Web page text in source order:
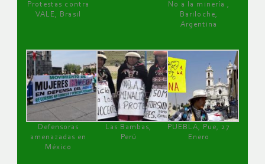
Protestas contra
VALE, Brasil
No a la minería ,
Bariloche,
Argentina
Defensoras
amenazadas en
México
Las Bambas,
Perú
PUEBLA, Pue, 27
Enero